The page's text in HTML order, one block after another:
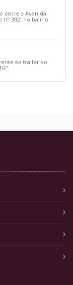
entre a Avenida
n° 302, no bairro
ao trailer ao